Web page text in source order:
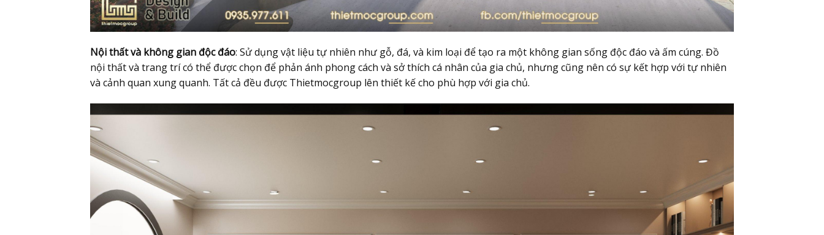
Nội thất và không gian độc đáo: Sử dụng vật liệu tự nhiên như gỗ, đá, và kim loại để tạo ra một không gian sống độc đáo và ấm cúng. Đồ
nội thất và trang trí có thể được chọn để phản ánh phong cách và sở thích cá nhân của gia chủ, nhưng cũng nên có sự kết hợp với tự nhiên
và cảnh quan xung quanh. Tất cả đều được Thietmocgroup lên thiết kế cho phù hợp với gia chủ.